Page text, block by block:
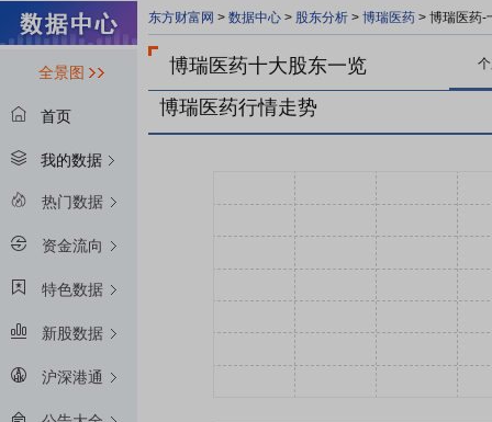
全景图
首页
我的数据
热门数据
资金流向
特色数据
新股数据
沪深港通
东方财富网 > 数据中心 > 股东分析 > 博瑞医药 > 博瑞医药-
博瑞医药十大股东一览
博瑞医药行情走势